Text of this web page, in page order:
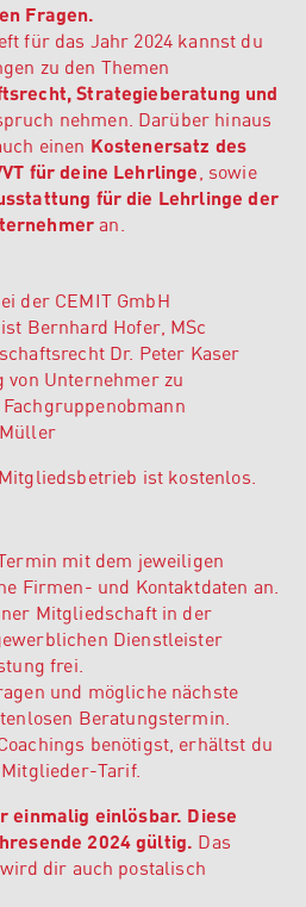
Fragen.
für das Jahr 2024 kannst du
zu den Themen
Strategieberatung und
nehmen. Darüber hinaus
einen Kostenersatz des
für deine Lehrlinge , sowie
für die Lehrlinge der
an.
der CEMIT GmbH
Bernhard Hofer, MSc
Dr. Peter Kaser
von Unternehmer zu
ist kostenlos.
mit dem jeweiligen
Firmen- und Kontaktdaten an.
Mitgliedschaft in der
Dienstleister
frei.
und mögliche nächste
Beratungstermin.
benötigst, erhältst du
Tarif.
einmalig einlösbar. Diese
2024 gültig. Das
dir auch postalisch